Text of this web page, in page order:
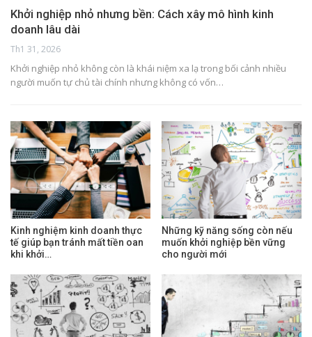
Khởi nghiệp nhỏ nhưng bền: Cách xây mô hình kinh
doanh lâu dài
Th1 31, 2026
Khởi nghiệp nhỏ không còn là khái niệm xa lạ trong bối cảnh nhiều
người muốn tự chủ tài chính nhưng không có vốn…
Kinh nghiệm kinh doanh thực
tế giúp bạn tránh mất tiền oan
khi khởi…
Những kỹ năng sống còn nếu
muốn khởi nghiệp bền vững
cho người mới